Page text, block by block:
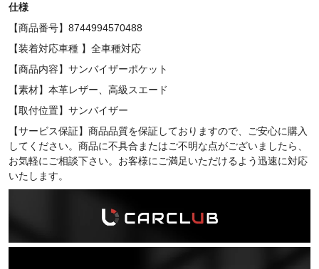
仕様
【商品番号】8744994570488
【装着対応車種 】全車種対応
【商品内容】サンバイザーポケット
【素材】本革レザー、高級スエード
【取付位置】サンバイザー
【サービス保証】商品品質を保証しておりますので、ご安心に購入
してください。商品に不具合またはご不明な点がございましたら、
お気軽にご相談下さい。お客様にご満足いただけるよう迅速に対応
いたします。